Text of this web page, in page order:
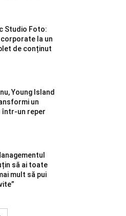
Studio Foto:
la un
de conținut
Young Island
un
într-un reper
să ai toate
mult să pui